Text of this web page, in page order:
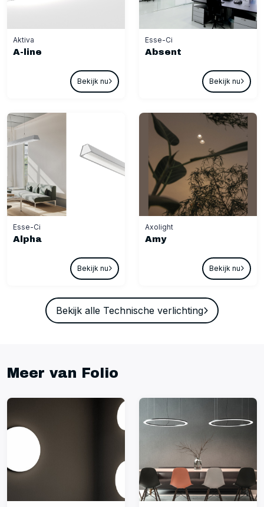
Aktiva
A-line
Bekijk nu
Esse-Ci
Absent
Bekijk nu
Esse-Ci
Alpha
Bekijk nu
Axolight
Amy
Bekijk nu
Bekijk alle Technische verlichting
Meer van Folio